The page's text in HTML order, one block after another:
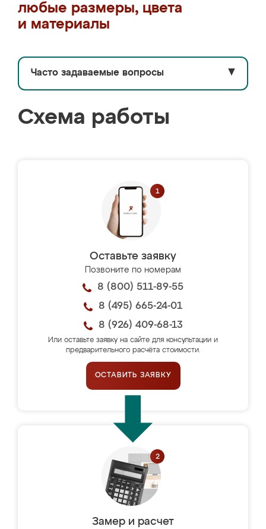
любые размеры, цвета
и материалы
Часто задаваемые вопросы ▼
Схема работы
Оставьте заявку
Позвоните по номерам
8 (800) 511-89-55
8 (495) 665-24-01
8 (926) 409-68-13
Или оставьте заявку на сайте для консультации и
предварительного расчёта стоимости.
ОСТАВИТЬ ЗАЯВКУ
Замер и расчет